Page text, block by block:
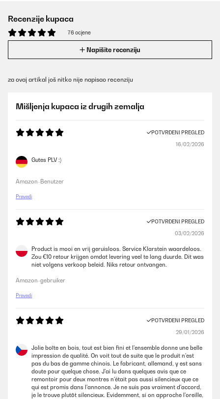
Recenzije kupaca
76 ocjene
Napišite recenziju
za ovaj artikal još nitko nije napisao recenziju
Mišljenja kupaca iz drugih zemalja
POTVRĐENI PREGLED
16/02/2026
Gutes PLV :)
Amazon-Benutzer
Prevedi
POTVRĐENI PREGLED
03/02/2026
Product is mooi en vrij geruisloos. Service Klarstein waardeloos.
Zou €10 retour krijgen omdat levering veel te lang duurde. Dit was
niet volgens verkoop beleid. Niks retour ontvangen.
Amazon-gebruiker
Prevedi
POTVRĐENI PREGLED
29/01/2026
Jolie boîte en bois, tout est bien fini et l'ensemble donne une belle
impression de qualité. On voit tout de suite que le produit n'est
pas du bas de gamme chinois. Le fabricant, allemand, y est sans
doute pour quelque chose. J'ai lu dans quelques avis que ce
remontoir pour deux montres n'était pas aussi silencieux que ce
qui est promis dans l'annonce. Je ne suis pas vraiment d'accord,
je le trouve plutôt silencieux. Evidemment, si on approche l'oreille,